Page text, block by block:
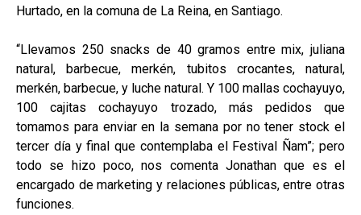
Hurtado, en la comuna de La Reina, en Santiago.
“Llevamos 250 snacks de 40 gramos entre mix, juliana
natural, barbecue, merkén, tubitos crocantes, natural,
merkén, barbecue, y luche natural. Y 100 mallas cochayuyo,
100 cajitas cochayuyo trozado, más pedidos que
tomamos para enviar en la semana por no tener stock el
tercer día y final que contemplaba el Festival Ñam”; pero
todo se hizo poco, nos comenta Jonathan que es el
encargado de marketing y relaciones públicas, entre otras
funciones.